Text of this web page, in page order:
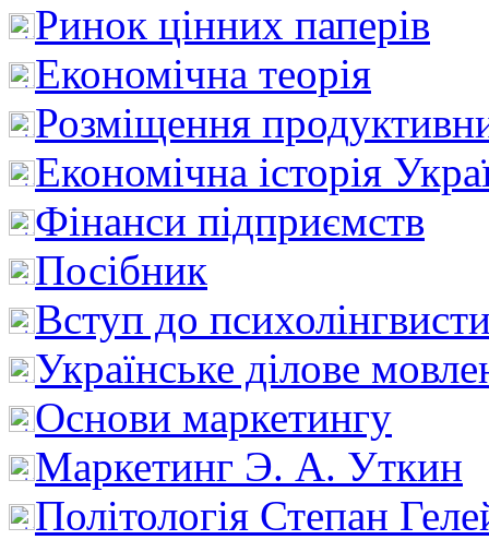
Ринок цінних паперів
Економічна теорія
Розміщення
Економічна історія
Фінанси підприємств
Посібник
Вступ до
Українське ділове
Основи маркетингу
Маркетинг Э. А. Уткин
Політологія Степан